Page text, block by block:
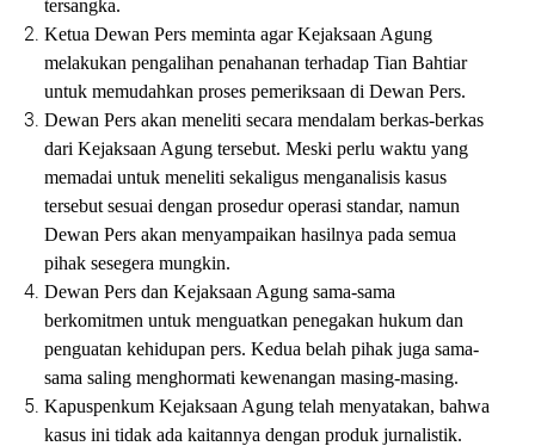
tersangka.
Ketua Dewan Pers meminta agar Kejaksaan Agung
melakukan pengalihan penahanan terhadap Tian Bahtiar
untuk memudahkan proses pemeriksaan di Dewan Pers.
Dewan Pers akan meneliti secara mendalam berkas-berkas
dari Kejaksaan Agung tersebut. Meski perlu waktu yang
memadai untuk meneliti sekaligus menganalisis kasus
tersebut sesuai dengan prosedur operasi standar, namun
Dewan Pers akan menyampaikan hasilnya pada semua
pihak sesegera mungkin.
Dewan Pers dan Kejaksaan Agung sama-sama
berkomitmen untuk menguatkan penegakan hukum dan
penguatan kehidupan pers. Kedua belah pihak juga sama-
sama saling menghormati kewenangan masing-masing.
Kapuspenkum Kejaksaan Agung telah menyatakan, bahwa
kasus ini tidak ada kaitannya dengan produk jurnalistik.